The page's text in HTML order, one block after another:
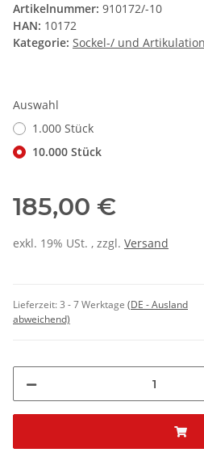
Artikelnummer: 910172/-10
HAN: 10172
Kategorie: Sockel-/ und
Auswahl
1.000 Stück
10.000 Stück
185,00 €
exkl. 19% USt. , zzgl. Versand
Lieferzeit:3 - 7 Werktage (DE - Ausland
abweichend)